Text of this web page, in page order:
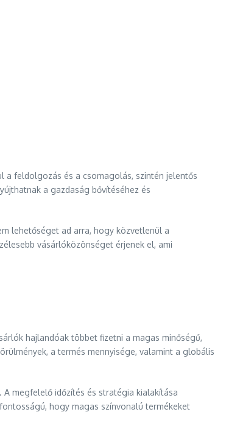
a feldolgozás és a csomagolás, szintén jelentős
a gazdaság bővítéséhez és
lehetőséget ad arra, hogy közvetlenül a
vásárlóközönséget érjenek el, ami
hajlandóak többet fizetni a magas minőségű,
a termés mennyisége, valamint a globális
megfelelő időzítés és stratégia kialakítása
hogy magas színvonalú termékeket